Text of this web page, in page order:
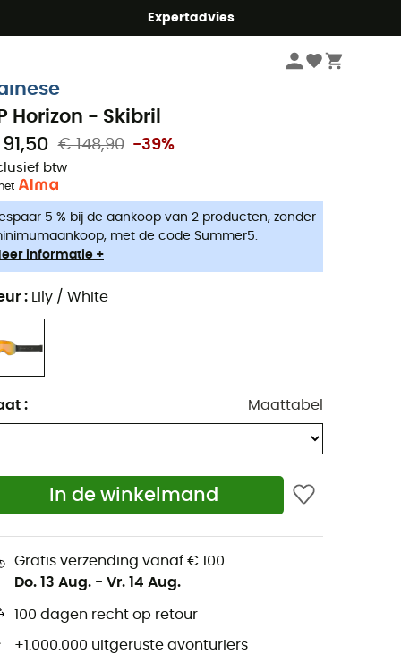
Expertadvies
Skibrillen & Snowboardbrillen
Horizon - Skibril
€ 148,90 -39%
btw
5 % bij de aankoop van 2 producten, zonder
met de code Summer5.
informatie +
: Lily / White
: Maattabel
In de winkelmand
Gratis verzending vanaf € 100
Do. 13 Aug. - Vr. 14 Aug.
100 dagen recht op retour
+1.000.000 uitgeruste avonturiers